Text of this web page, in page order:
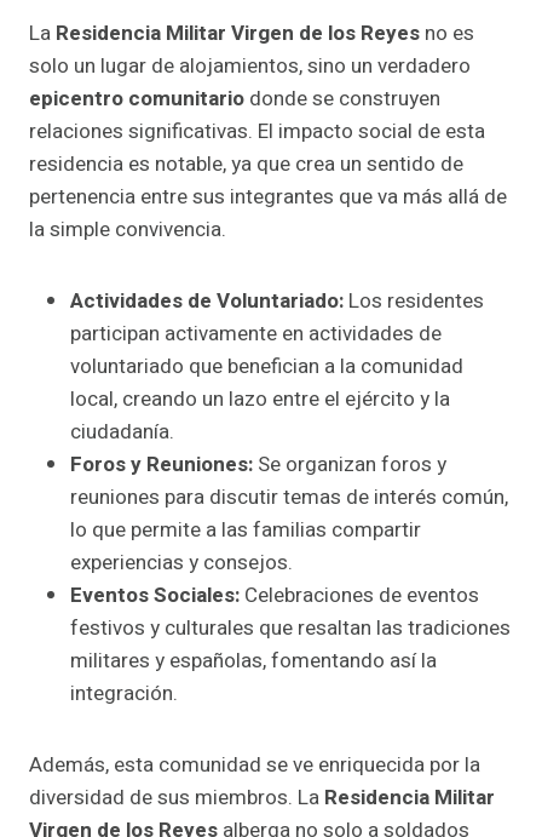
La Residencia Militar Virgen de los Reyes no es
solo un lugar de alojamientos, sino un verdadero
epicentro comunitario donde se construyen
relaciones significativas. El impacto social de esta
residencia es notable, ya que crea un sentido de
pertenencia entre sus integrantes que va más allá de
la simple convivencia.
Actividades de Voluntariado: Los residentes
participan activamente en actividades de
voluntariado que benefician a la comunidad
local, creando un lazo entre el ejército y la
ciudadanía.
Foros y Reuniones: Se organizan foros y
reuniones para discutir temas de interés común,
lo que permite a las familias compartir
experiencias y consejos.
Eventos Sociales: Celebraciones de eventos
festivos y culturales que resaltan las tradiciones
militares y españolas, fomentando así la
integración.
Además, esta comunidad se ve enriquecida por la
diversidad de sus miembros. La Residencia Militar
Virgen de los Reyes alberga no solo a soldados